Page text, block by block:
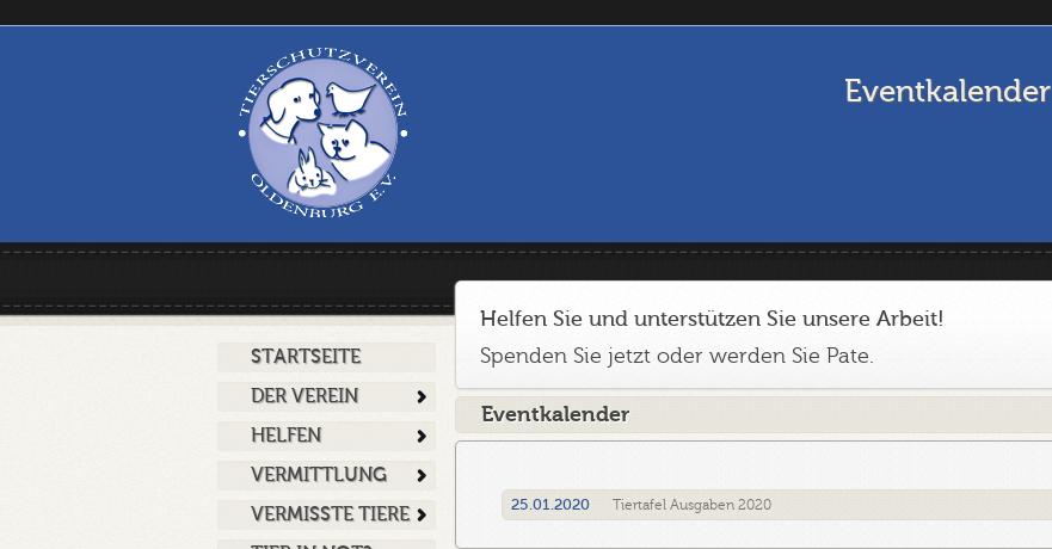
Eventkalender
STARTSEITE
DER VEREIN
HELFEN
VERMITTLUNG
VERMISSTE TIERE
Helfen Sie und unterstützen Sie unsere Arbeit!
Spenden Sie jetzt oder werden Sie Pate.
Eventkalender
25.01.2020 Tiertafel Ausgaben 2020